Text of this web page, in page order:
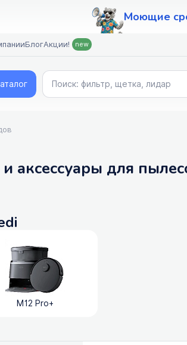
Моющие
БлогАкции! new
аксессуары для
M12 Pro+